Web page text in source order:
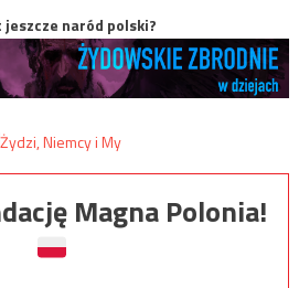
jeszcze naród polski?
Magna Polonia!